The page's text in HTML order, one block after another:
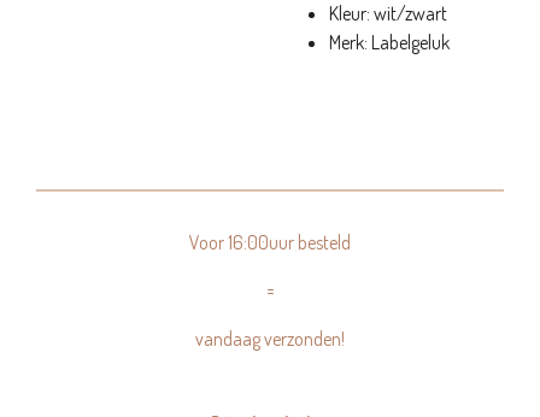
Kleur: wit/zwart
Merk: Labelgeluk
Voor 16:00uur besteld
=
vandaag verzonden!